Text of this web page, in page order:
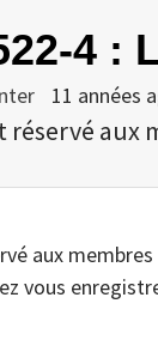
4 :
11 années
réservé aux
aux
vous